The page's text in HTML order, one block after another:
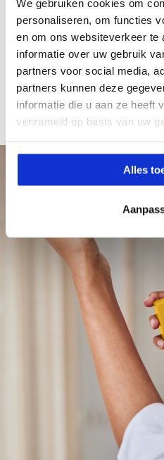
We gebruiken cookies om
personaliseren, om functies
en om ons websiteverkeer te
informatie over uw gebruik
partners voor social media,
partners kunnen deze
informatie die u aan ze heeft
verzameld op basis van uw
Privacy
Alles
Gebruikswijze
Parfum heeft warmte nodig
worden. Spray de parfum
achter de oren of op de
om te verdampen en alle